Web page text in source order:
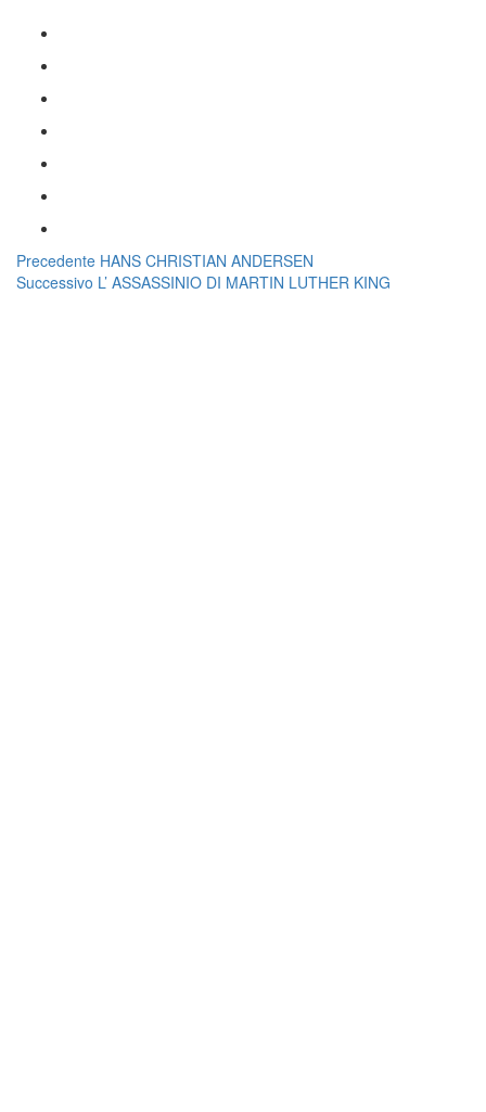
Navigazione
articoli
Precedente Articolo
precedente:
HANS CHRISTIAN ANDERSEN
Successivo Articolo
L’ ASSASSINIO DI MARTIN LUTHER KING